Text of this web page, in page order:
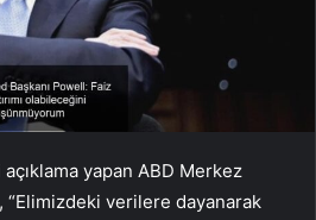
yapan ABD Merkez
“Elimizdeki verilere dayanarak